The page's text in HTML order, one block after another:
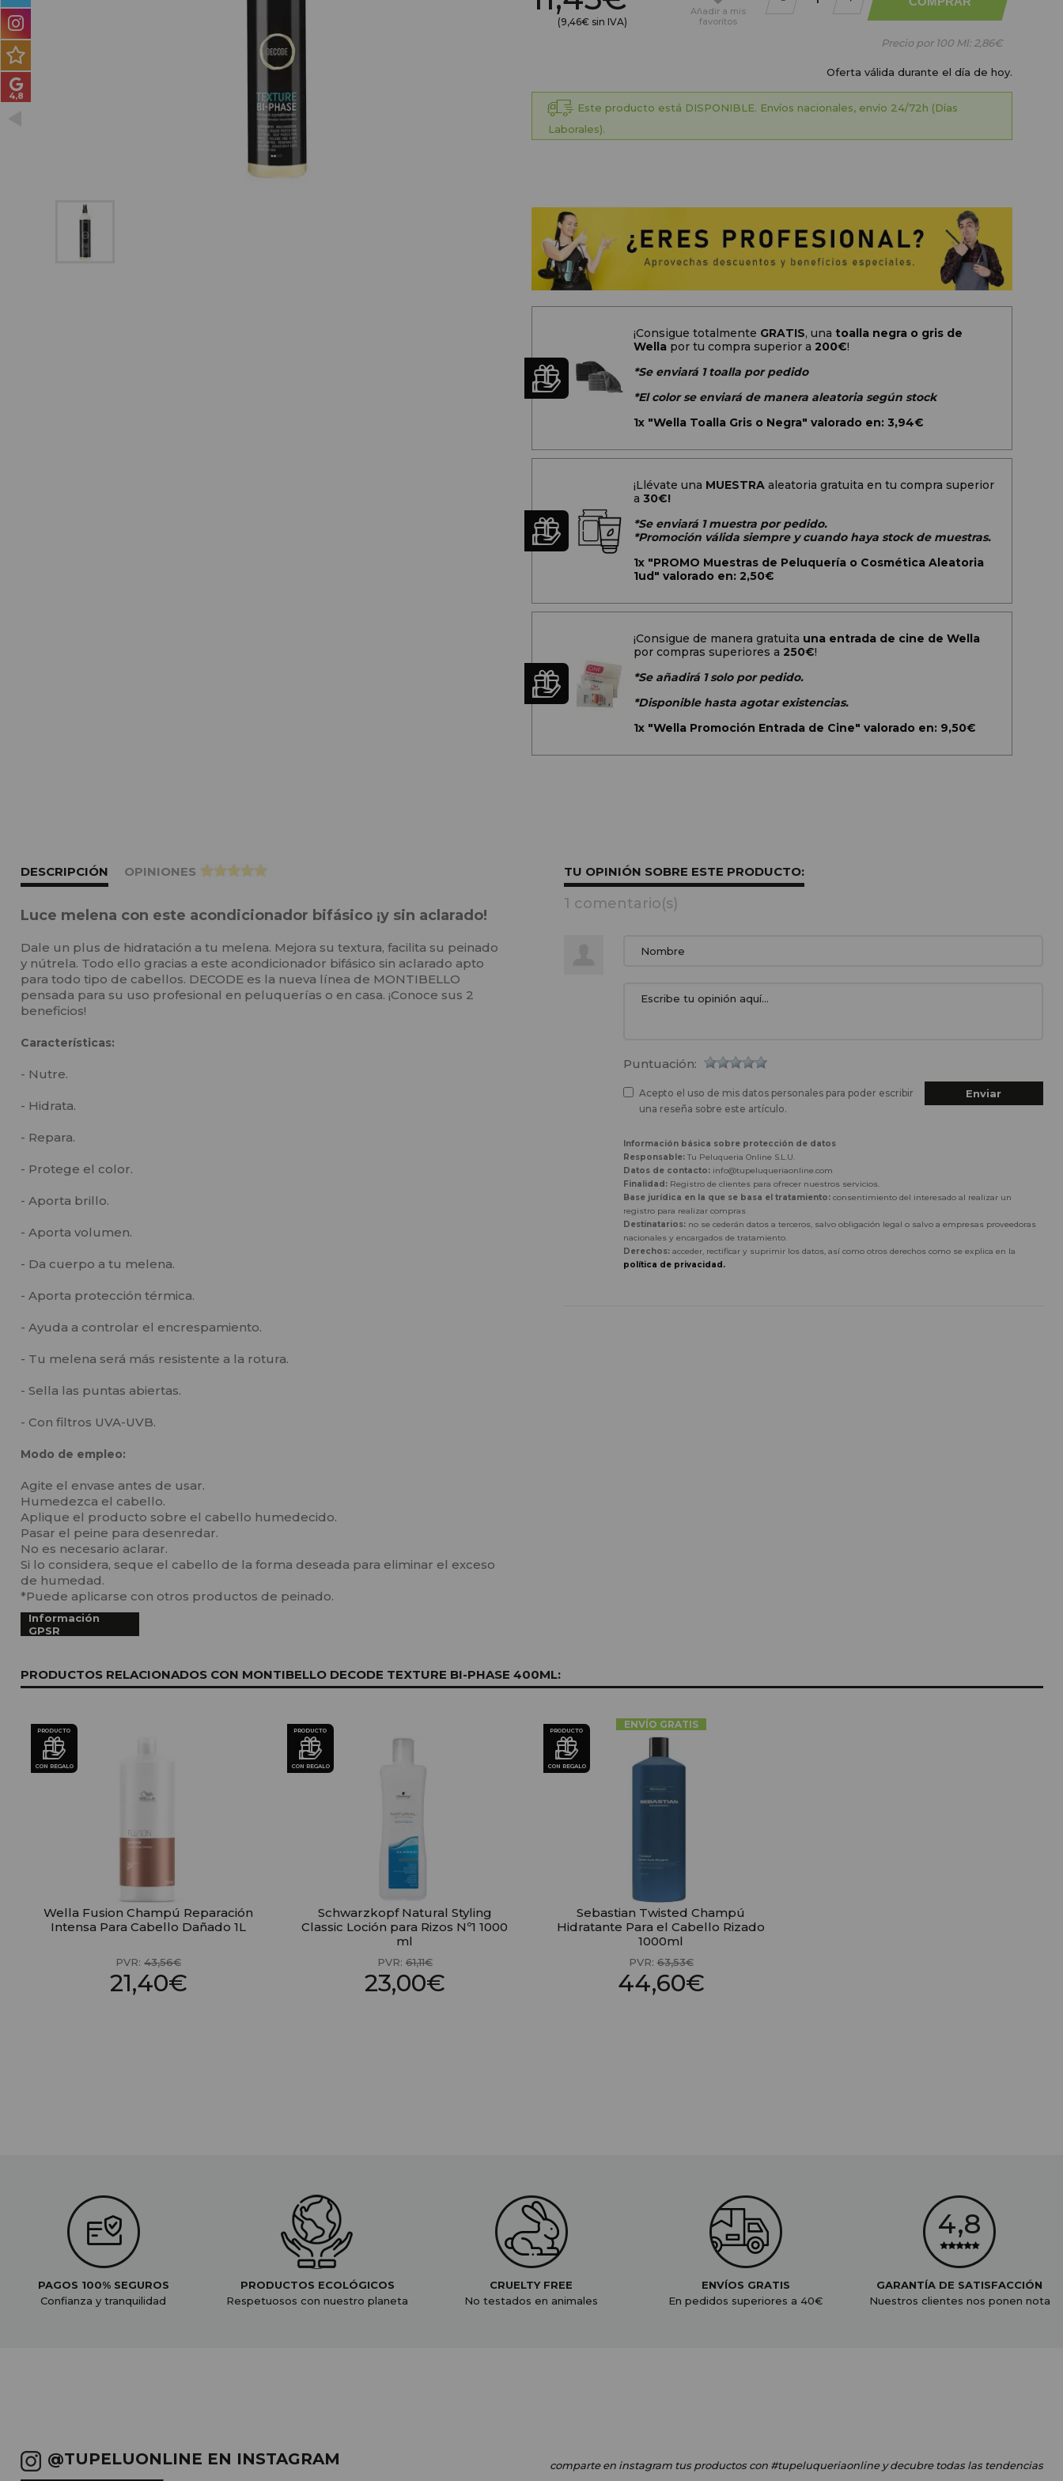
PACKS DE REGALO
(9,46€ sin IVA)
Añadira mis
favoritos
Precio por 100 Ml: 2,86€
Oferta válida durante el día de hoy.
Este producto está DISPONIBLE. Envíos nacionales, envío 24/72h (Días
Laborales).
¡Consigue totalmente GRATIS, una toalla negra o gris de
Wellapor tu compra superior a 200€!
*Se enviará 1 toalla por pedido
*El color se enviará de manera aleatoria según stock
1x "Wella Toalla Gris o Negra" valorado en: 3,94€
¡Llévate una MUESTRA aleatoria gratuita en tu compra superior
a 30€!
*Se enviará 1 muestra por pedido.
*Promoción válida siempre y cuando haya stock de muestras.
1x "PROMO Muestras de Peluquería o Cosmética Aleatoria
1ud" valorado en: 2,50€
¡Consigue de manera gratuita una entrada de cine de Wella
por compras superiores a 250€!
*Se añadirá 1 solo por pedido.
*Disponible hasta agotar existencias.
1x "Wella Promoción Entrada de Cine" valorado en: 9,50€
DESCRIPCIÓN OPINIONES >
Luce melena con este acondicionador bifásico ¡y sin aclarado!
Dale un plus de hidratación a tu melena. Mejora su textura, facilita su peinado
y nútrela. Todo ello gracias a este acondicionador bifásico sin aclarado apto
para todo tipo de cabellos. DECODE es la nueva línea de MONTIBELLO
pensada para su uso profesional en peluquerías o en casa. ¡Conoce sus 2
beneficios!
Características:
- Nutre.
- Hidrata.
- Repara.
- Protege el color.
- Aporta brillo.
- Aporta volumen.
- Da cuerpo a tu melena.
- Aporta protección térmica.
- Ayuda a controlar el encrespamiento.
- Tu melena será más resistente a la rotura.
- Sella las puntas abiertas.
- Con filtros UVA-UVB.
Modo de empleo:
Agite el envase antes de usar.
Humedezca el cabello.
Aplique el producto sobre el cabello humedecido.
Pasar el peine para desenredar.
No es necesario aclarar.
Si lo considera, seque el cabello de la forma deseada para eliminar el exceso
de humedad.
*Puede aplicarse con otros productos de peinado.
Información
GPSR
TU OPINIÓN SOBRE ESTE PRODUCTO:
1 comentario(s)
Puntuación:
Acepto el uso de mis datos personales para poder escribir
una reseña sobre este artículo.
Información básica sobre protección de datos
Responsable:Tu Peluqueria Online S.L.U.
Datos de contacto:info@tupeluqueriaonline.com
Finalidad:Registro de clientes para ofrecer nuestros servicios.
Base jurídica en la que se basa el tratamiento:consentimiento del interesado al realizar un
registro para realizar compras
Destinatarios:no se cederán datos a terceros, salvo obligación legal o salvo a empresas proveedoras
nacionales y encargados de tratamiento.
Derechos:acceder, rectificar y suprimir los datos, así como otros derechos como se explica en la
política de privacidad.
PRODUCTOS RELACIONADOS CON MONTIBELLO DECODE TEXTURE BI-PHASE 400ML:
PRODUCTO
CON REGALO
Wella Fusion Champú Reparación
Intensa Para Cabello Dañado 1L
PVR: 43,56€
21,40€
PRODUCTO
CON REGALO
Schwarzkopf Natural Styling
Classic Loción para Rizos Nº1 1000
ml
PVR:61,11€
23,00€
PRODUCTO
CON REGALO
ENVÍO GRATIS
Sebastian Twisted Champú
Hidratante Para el Cabello Rizado
1000ml
PVR:63,53€
44,60€
PAGOS 100% SEGUROS
Confianza y tranquilidad
PRODUCTOS ECOLÓGICOS
Respetuosos con nuestro planeta
CRUELTY FREE
No testados en animales
ENVÍOS GRATIS
En pedidos superiores a 40€
GARANTÍA DE SATISFACCIÓN
Nuestros clientes nos ponen nota
@TUPELUONLINE EN INSTAGRAM comparte en instagram tus productoscon #tupeluqueriaonliney decubre todas las tendencias